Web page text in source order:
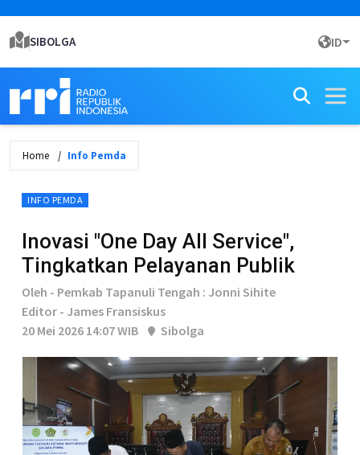
SIBOLGA ID
Home Info Pemda
INFO PEMDA
Inovasi "One Day All Service",
Tingkatkan Pelayanan Publik
Oleh - Pemkab Tapanuli Tengah : Jonni Sihite
Editor - James Fransiskus
20 Mei 2026 14:07 WIB
Sibolga